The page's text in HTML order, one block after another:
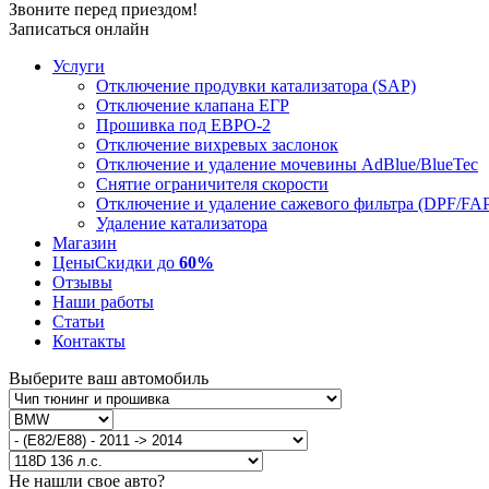
Звоните перед приездом!
Записаться онлайн
Услуги
Отключение продувки катализатора (SAP)
Отключение клапана ЕГР
Прошивка под ЕВРО-2
Отключение вихревых заслонок
Отключение и удаление мочевины AdBlue/BlueTec
Снятие ограничителя скорости
Отключение и удаление сажевого фильтра (DPF/
Удаление катализатора
Магазин
ЦеныСкидки до 60%
Отзывы
Наши работы
Статьи
Контакты
Выберите ваш автомобиль
Не нашли свое авто?